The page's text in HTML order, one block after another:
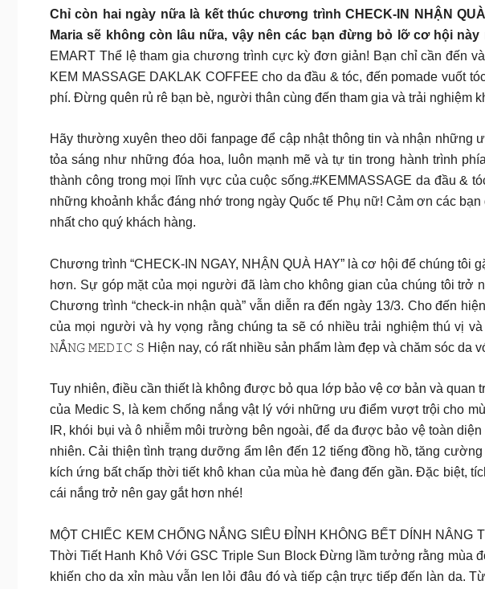
Chỉ còn hai ngày nữa là kết thúc chương trình CHECK-IN NHẬN
Maria sẽ không còn lâu nữa, vậy nên các bạn đừng bỏ lỡ cơ hội này
EMART Thể lệ tham gia chương trình cực kỳ đơn giản! Bạn chỉ cần đến
KEM MASSAGE DAKLAK COFFEE cho da đầu & tóc, đến pomade vuốt
phí. Đừng quên rủ rê bạn bè, người thân cùng đến tham gia và trải nghiệm
Hãy thường xuyên theo dõi fanpage để cập nhật thông tin và nhận
tỏa sáng như những đóa hoa, luôn mạnh mẽ và tự tin trong hành trình
thành công trong mọi lĩnh vực của cuộc sống.#KEMMASSAGE da đầu &
những khoảnh khắc đáng nhớ trong ngày Quốc tế Phụ nữ! Cảm ơn các
nhất cho quý khách hàng.
Chương trình “CHECK-IN NGAY, NHẬN QUÀ HAY” là cơ hội để chúng
hơn. Sự góp mặt của mọi người đã làm cho không gian của chúng tôi trở
Chương trình “check-in nhận quà” vẫn diễn ra đến ngày 13/3. Cho đến
của mọi người và hy vọng rằng chúng ta sẽ có nhiều trải nghiệm thú
𝙽Ắ𝙽𝙶 𝙼𝙴𝙳𝙸𝙲 𝚂 Hiện nay, có rất nhiều sản phẩm làm đẹp và chăm sóc da
Tuy nhiên, điều cần thiết là không được bỏ qua lớp bảo vệ cơ bản và quan
của Medic S, là kem chống nắng vật lý với những ưu điểm vượt trội cho
IR, khói bụi và ô nhiễm môi trường bên ngoài, để da được bảo vệ toàn
nhiên. Cải thiện tình trạng dưỡng ẩm lên đến 12 tiếng đồng hồ, tăng
kích ứng bất chấp thời tiết khô khan của mùa hè đang đến gần. Đặc biệt,
cái nắng trở nên gay gắt hơn nhé!
MỘT CHIẾC KEM CHỐNG NẮNG SIÊU ĐỈNH KHÔNG BẾT DÍNH
Thời Tiết Hanh Khô Với GSC Triple Sun Block Đừng lầm tưởng rằng mùa
khiến cho da xỉn màu vẫn len lỏi đâu đó và tiếp cận trực tiếp đến làn da.